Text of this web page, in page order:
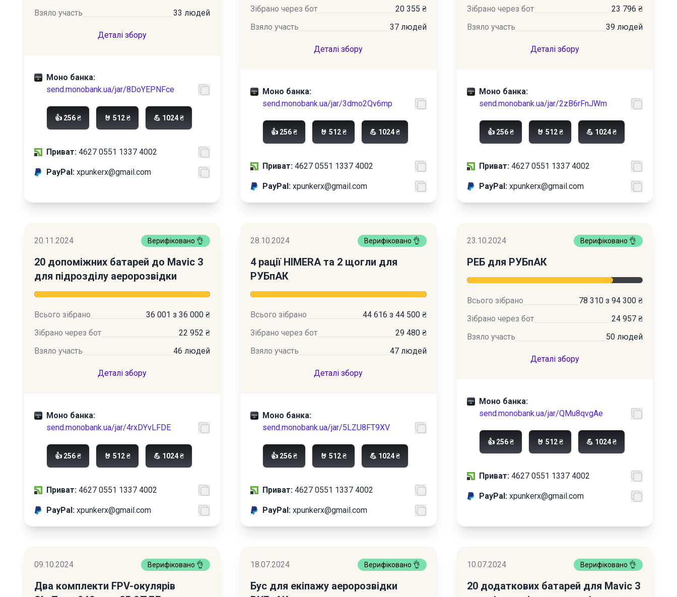
Взяло участь
33 людей
Деталі збору
Моно банка:
send.monobank.ua/jar/8DoYEPNFce
👍 256 ₴ 🤘 512 ₴ 💪 1024 ₴
Приват: 4627 0551 1337 4002
PayPal: xpunkerx@gmail.com
Зібрано через бот
20 355 ₴
Взяло участь
37 людей
Деталі збору
Моно банка:
send.monobank.ua/jar/3dmo2Qv6mp
👍 256 ₴ 🤘 512 ₴ 💪 1024 ₴
Приват: 4627 0551 1337 4002
PayPal: xpunkerx@gmail.com
Зібрано через бот
23 796 ₴
Взяло участь
39 людей
Деталі збору
Моно банка:
send.monobank.ua/jar/2zB6rFnJWm
👍 256 ₴ 🤘 512 ₴ 💪 1024 ₴
Приват: 4627 0551 1337 4002
PayPal: xpunkerx@gmail.com
20.11.2024 Верифіковано 👌
20 допоміжних батарей до Mavic 3
для підрозділу аеророзвідки
Всього зібрано
36 001 з 36 000 ₴
Зібрано через бот
22 952 ₴
Взяло участь
46 людей
Деталі збору
Моно банка:
send.monobank.ua/jar/4rxDYvLFDE
👍 256 ₴ 🤘 512 ₴ 💪 1024 ₴
Приват: 4627 0551 1337 4002
PayPal: xpunkerx@gmail.com
28.10.2024 Верифіковано 👌
4 рації HIMERA та 2 щогли для
РУБпАК
Всього зібрано
44 616 з 44 500 ₴
Зібрано через бот
29 480 ₴
Взяло участь
47 людей
Деталі збору
Моно банка:
send.monobank.ua/jar/5LZU8FT9XV
👍 256 ₴ 🤘 512 ₴ 💪 1024 ₴
Приват: 4627 0551 1337 4002
PayPal: xpunkerx@gmail.com
23.10.2024 Верифіковано 👌
РЕБ для РУБпАК
Всього зібрано
78 310 з 94 300 ₴
Зібрано через бот
24 957 ₴
Взяло участь
50 людей
Деталі збору
Моно банка:
send.monobank.ua/jar/QMu8qvgAe
👍 256 ₴ 🤘 512 ₴ 💪 1024 ₴
Приват: 4627 0551 1337 4002
PayPal: xpunkerx@gmail.com
09.10.2024 Верифіковано 👌
Два комплекти FPV-окулярів
18.07.2024 Верифіковано 👌
Бус для екіпажу аеророзвідки
10.07.2024 Верифіковано 👌
20 додаткових батарей для Mavic 3